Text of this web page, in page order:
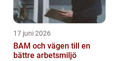
17 juni 2026
BAM och vägen till en
bättre arbetsmiljö